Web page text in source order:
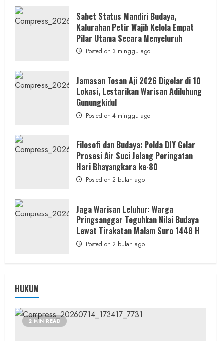
Tokoh
Nasional,
Ruwatan
Ageng
Petilasan
Sendangwangi
Mohon
Hayuning
Bawono
Sabet Status Mandiri Budaya,
Kalurahan Petir Wajib Kelola Empat
Pilar Utama Secara Menyeluruh
Posted on 3 minggu ago
Jamasan Tosan Aji 2026 Digelar di 10
Lokasi, Lestarikan Warisan Adiluhung
Gunungkidul
Posted on 4 minggu ago
Filosofi dan Budaya: Polda DIY Gelar
Prosesi Air Suci Jelang Peringatan
Hari Bhayangkara ke-80
Posted on 2 bulan ago
Jaga Warisan Leluhur: Warga
Pringsanggar Teguhkan Nilai Budaya
Lewat Tirakatan Malam Suro 1448 H
Posted on 2 bulan ago
HUKUM
2 MIN READ